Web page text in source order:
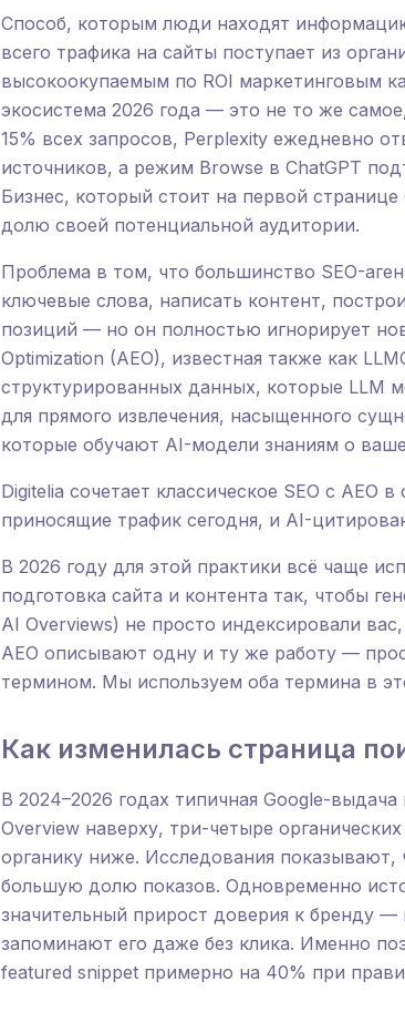
Способ, которым люди находят
всего трафика на сайты поступает из
высокоокупаемым по ROI маркетинговым
экосистема 2026 года — это не то же
15% всех запросов, Perplexity ежедневно
источников, а режим Browse в ChatGPT
Бизнес, который стоит на первой
долю своей потенциальной аудитории.
Проблема в том, что большинство SEO-
ключевые слова, написать контент,
позиций — но он полностью игнорирует
Optimization (AEO), известная также как
структурированных данных, которые LLM
для прямого извлечения, насыщенного
которые обучают AI-модели знаниям о
Digitelia сочетает классическое SEO с
приносящие трафик сегодня, и AI-
В 2026 году для этой практики всё чаще
подготовка сайта и контента так, чтобы
AI Overviews) не просто индексировали
AEO описывают одну и ту же работу —
термином. Мы используем оба термина в
Как изменилась страница
В 2024–2026 годах типичная Google-
Overview наверху, три-четыре
органику ниже. Исследования
большую долю показов. Одновременно
значительный прирост доверия к бренду
запоминают его даже без клика. Именно
featured snippet примерно на 40% при